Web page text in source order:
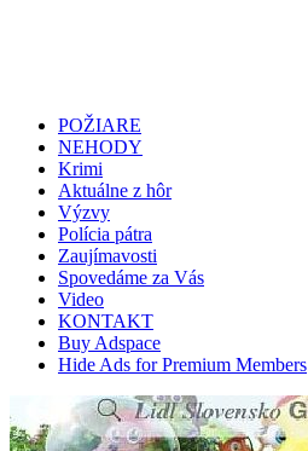
POŽIARE
NEHODY
Krimi
Aktuálne z hôr
Výzvy
Polícia pátra
Zaujímavosti
Spovedáme za Vás
Video
KONTAKT
Buy Adspace
Hide Ads for Premium Members